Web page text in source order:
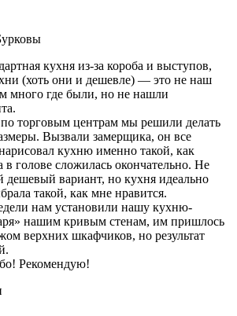
кухня из-за короба и выступов,
(хоть они и дешевле) — это не наш
много где были, но не нашли
торговым центрам мы решили делать
Вызвали замерщика, он все
кухню именно такой, как
в голове сложилась окончательно. Не
дешевый вариант, но кухня идеально
такой, как мне нравится.
нам установили нашу кухню-
нашим кривым стенам, им пришлось
верхних шкафчиков, но результат
Рекомендую!